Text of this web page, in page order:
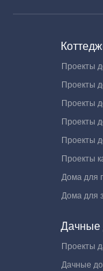
Проекты
Проекты
Проекты
Проекты
Проекты
Проекты
Дома для
Дома для
Дачные
Проекты
Дачные